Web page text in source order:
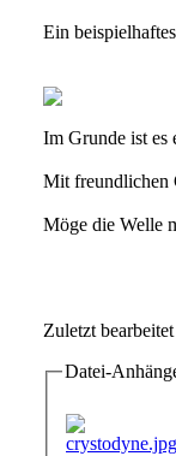
Ein
Im Grunde ist es
Mit freundlichen
Möge die Welle
Zuletzt
Datei-